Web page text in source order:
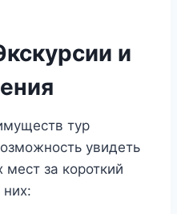
и
тур
увидеть
за короткий
них: